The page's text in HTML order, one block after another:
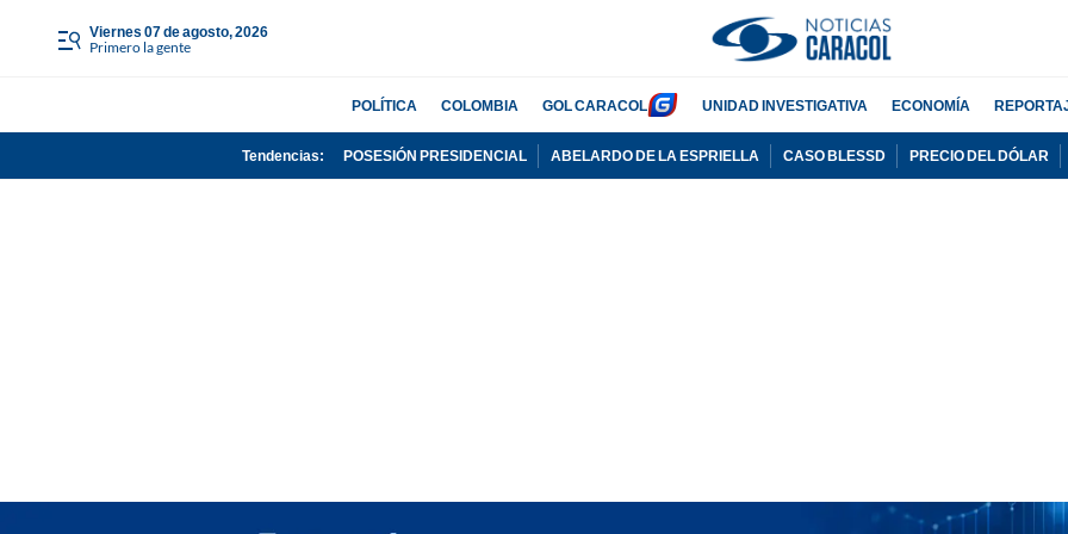
viernes 07 de agosto, 2026
Primero la gente
POLÍTICA COLOMBIA GOL CARACOL UNIDAD INVESTIGATIVA ECONOMÍA
Tendencias: POSESIÓN PRESIDENCIAL ABELARDO DE LA ESPRIELLA CASO BLESSD PRECIO DEL DÓLAR